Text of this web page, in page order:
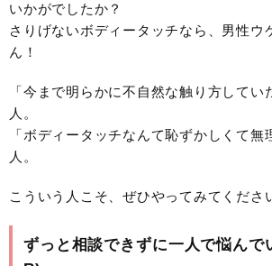
いかがでしたか？
さりげないボディータッチなら、男性ウ
ん！
「今まで明らかに不自然な触り方してい
人。
「ボディータッチなんて恥ずかしくて無
人。
こういう人こそ、ぜひやってみてくださ
ずっと相談できずに一人で悩んで